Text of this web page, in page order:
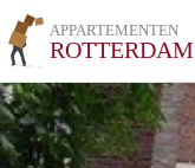
APPARTEMENTEN
ROTTERDAM